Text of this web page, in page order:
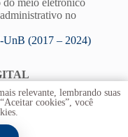
no
UnB (2017 – 2024)
relevante, lembrando suas
cookies”, você